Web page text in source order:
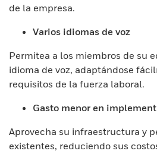
de la empresa.
Varios idiomas de voz
Permitea a los miembros de su
idioma de voz, adaptándose
requisitos de la fuerza laboral.
Gasto menor en
Aprovecha su infraestructura y
existentes, reduciendo sus